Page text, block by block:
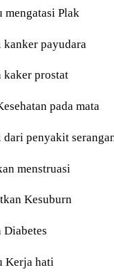
mengatasi Plak
kanker payudara
kaker prostat
pada mata
dari penyakit
menstruasi
Kesuburn
Diabetes
Kerja hati